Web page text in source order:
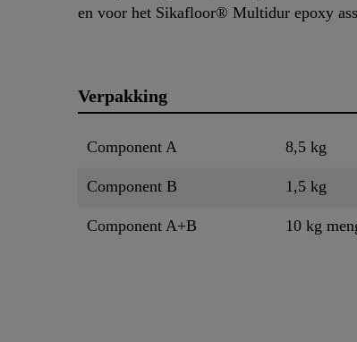
en voor het Sikafloor® Multidur epoxy
Verpakking
Component A 8,5 kg
Component B 1,5 kg
Component A+B 10 kg